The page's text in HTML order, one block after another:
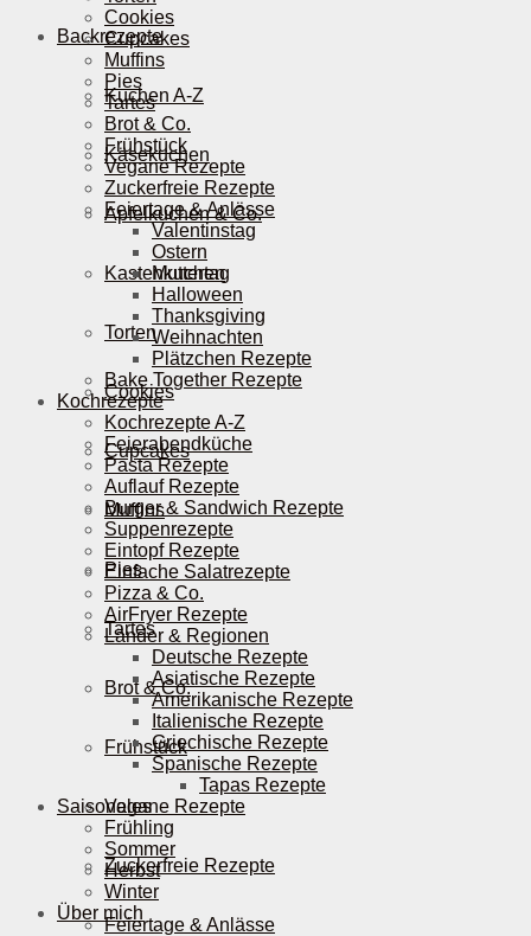
Backrezepte
Kuchen A-Z
Käsekuchen
Apfelkuchen & Co.
Kastenkuchen
Torten
Cookies
Cupcakes
Muffins
Pies
Tartes
Brot & Co.
Frühstück
Vegane Rezepte
Zuckerfreie Rezepte
Feiertage & Anlässe
Cookies
Cupcakes
Muffins
Pies
Tartes
Brot & Co.
Frühstück
Vegane Rezepte
Zuckerfreie Rezepte
Feiertage & Anlässe
Valentinstag
Ostern
Muttertag
Halloween
Thanksgiving
Weihnachten
Plätzchen Rezepte
Bake Together Rezepte
Kochrezepte
Kochrezepte A-Z
Feierabendküche
Pasta Rezepte
Auflauf Rezepte
Burger & Sandwich Rezepte
Suppenrezepte
Eintopf Rezepte
Einfache Salatrezepte
Pizza & Co.
AirFryer Rezepte
Länder & Regionen
Deutsche Rezepte
Asiatische Rezepte
Amerikanische Rezepte
Italienische Rezepte
Griechische Rezepte
Spanische Rezepte
Tapas Rezepte
Saisonales
Frühling
Sommer
Herbst
Winter
Über mich